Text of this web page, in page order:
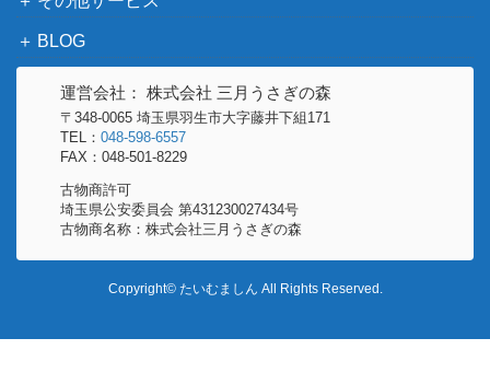
BLOG
運営会社： 株式会社 三月うさぎの森
〒348-0065 埼玉県羽生市大字藤井下組171
TEL： 048-598-6557
FAX：048-501-8229
古物商許可
埼玉県公安委員会 第431230027434号
古物商名称：株式会社三月うさぎの森
Copyright© たいむましん All Rights Reserved.